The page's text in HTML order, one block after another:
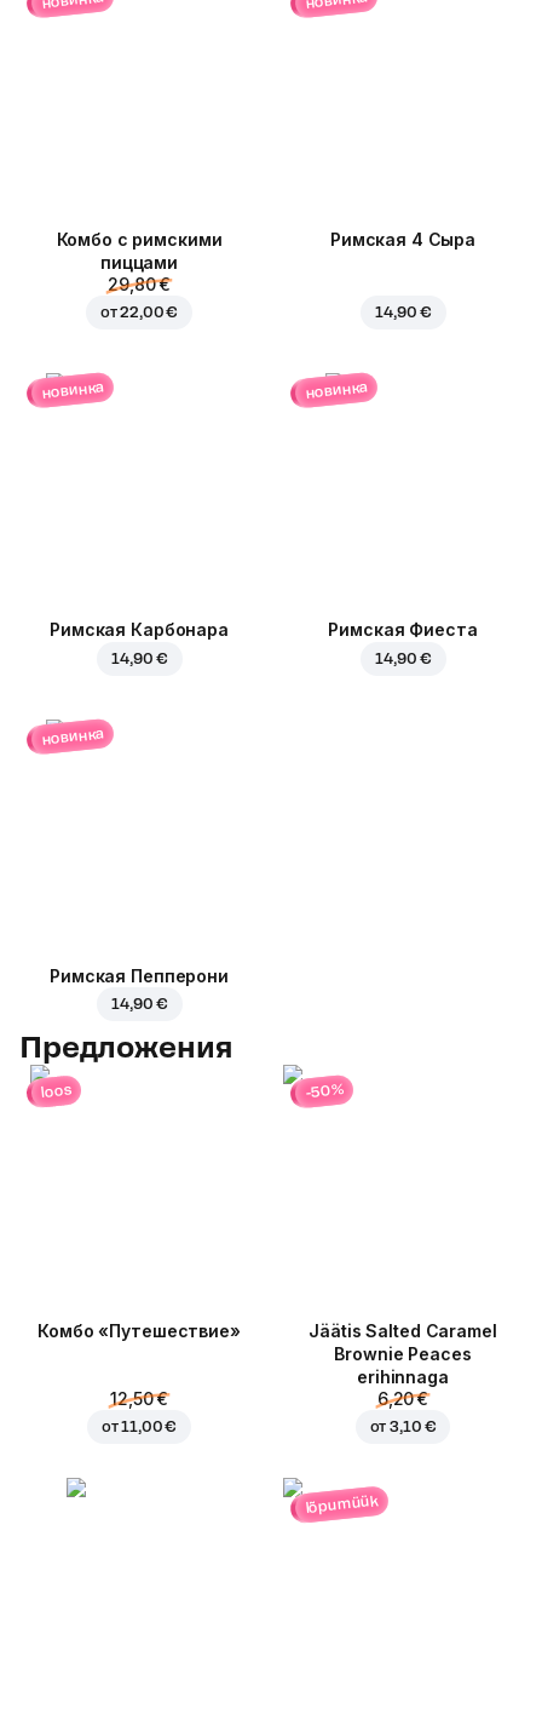
Комбо с римскими
пиццами
29,80 €
от22,00 €
Римская 4 Сыра
14,90 €
новинка
Римская Карбонара
14,90 €
новинка
Римская Фиеста
14,90 €
новинка
Римская Пепперони
14,90 €
Предложения
loos
Комбо «Путешествие»
12,50 €
от11,00 €
-50%
Jäätis Salted Caramel
Brownie Peaces
erihinnaga
6,20 €
от3,10 €
lõpumüük